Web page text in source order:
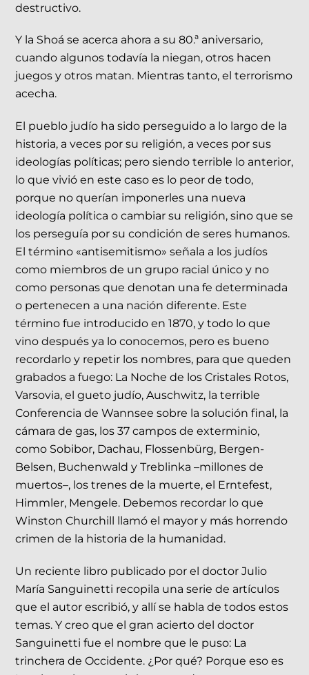
destructivo.
Y la Shoá se acerca ahora a su 80.ª aniversario,
cuando algunos todavía la niegan, otros hacen
juegos y otros matan. Mientras tanto, el terrorismo
acecha.
El pueblo judío ha sido perseguido a lo largo de la
historia, a veces por su religión, a veces por sus
ideologías políticas; pero siendo terrible lo anterior,
lo que vivió en este caso es lo peor de todo,
porque no querían imponerles una nueva
ideología política o cambiar su religión, sino que se
los perseguía por su condición de seres humanos.
El término «antisemitismo» señala a los judíos
como miembros de un grupo racial único y no
como personas que denotan una fe determinada
o pertenecen a una nación diferente. Este
término fue introducido en 1870, y todo lo que
vino después ya lo conocemos, pero es bueno
recordarlo y repetir los nombres, para que queden
grabados a fuego: La Noche de los Cristales Rotos,
Varsovia, el gueto judío, Auschwitz, la terrible
Conferencia de Wannsee sobre la solución final, la
cámara de gas, los 37 campos de exterminio,
como Sobibor, Dachau, Flossenbürg, Bergen-
Belsen, Buchenwald y Treblinka –millones de
muertos–, los trenes de la muerte, el Erntefest,
Himmler, Mengele. Debemos recordar lo que
Winston Churchill llamó el mayor y más horrendo
crimen de la historia de la humanidad.
Un reciente libro publicado por el doctor Julio
María Sanguinetti recopila una serie de artículos
que el autor escribió, y allí se habla de todos estos
temas. Y creo que el gran acierto del doctor
Sanguinetti fue el nombre que le puso: La
trinchera de Occidente. ¿Por qué? Porque eso es